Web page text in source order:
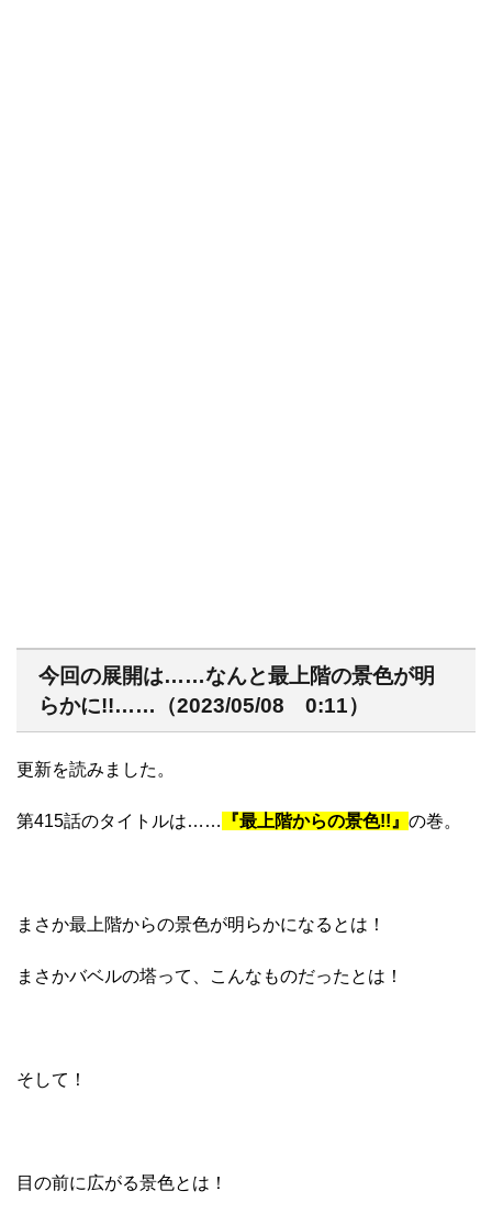
今回の展開は……なんと最上階の景色が明
らかに!!……（2023/05/08 0:11）
更新を読みました。
第415話のタイトルは…… 『最上階からの景色!!』 の巻。
まさか最上階からの景色が明らかになるとは！
まさかバベルの塔って、こんなものだったとは！
そして！
目の前に広がる景色とは！